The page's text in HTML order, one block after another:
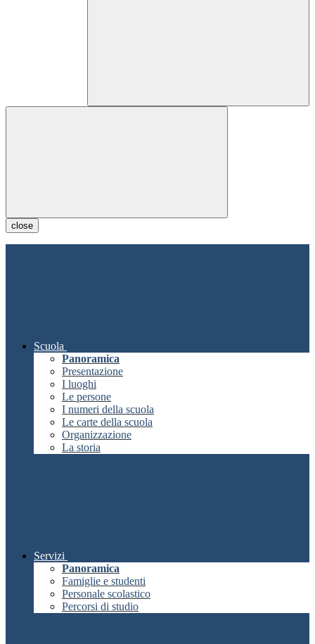
close
Scuola
Panoramica
Presentazione
I luoghi
Le persone
I numeri della scuola
Le carte della scuola
Organizzazione
La storia
Servizi
Panoramica
Famiglie e studenti
Personale scolastico
Percorsi di studio